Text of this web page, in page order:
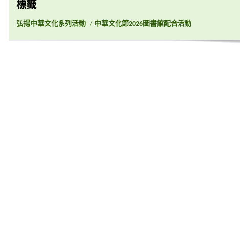
標籤
弘揚中華文化系列活動 / 中華文化節2026圖書館配合活動